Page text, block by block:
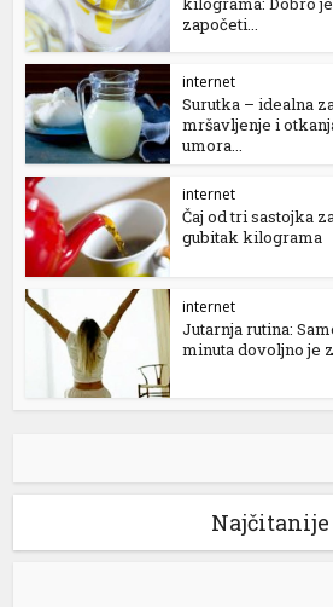
započeti...
internet
Surutka – idealna
mršavljenje i
umora...
internet
Čaj od tri sastojka
gubitak kilograma
internet
Jutarnja rutina:
minuta dovoljno je
Najčitanije